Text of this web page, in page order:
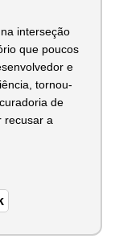
interseção
que poucos
e
tornou-
de
recusar a